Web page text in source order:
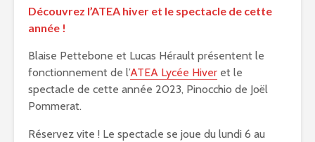
Découvrez l’ATEA hiver et le spectacle de cette
année !
Blaise Pettebone et Lucas Hérault présentent le
fonctionnement de l’ATEA Lycée Hiver et le
spectacle de cette année 2023, Pinocchio de Joël
Pommerat.
Réservez vite ! Le spectacle se joue du lundi 6 au